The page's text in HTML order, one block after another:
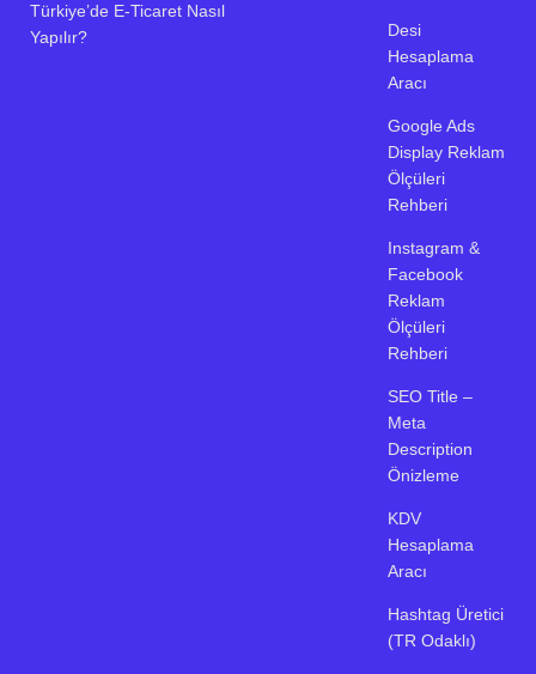
Türkiye’de E-Ticaret Nasıl
Yapılır?
Desi
Hesaplama
Aracı
Google Ads
Display Reklam
Ölçüleri
Rehberi
Instagram &
Facebook
Reklam
Ölçüleri
Rehberi
SEO Title –
Meta
Description
Önizleme
KDV
Hesaplama
Aracı
Hashtag Üretici
(TR Odaklı)